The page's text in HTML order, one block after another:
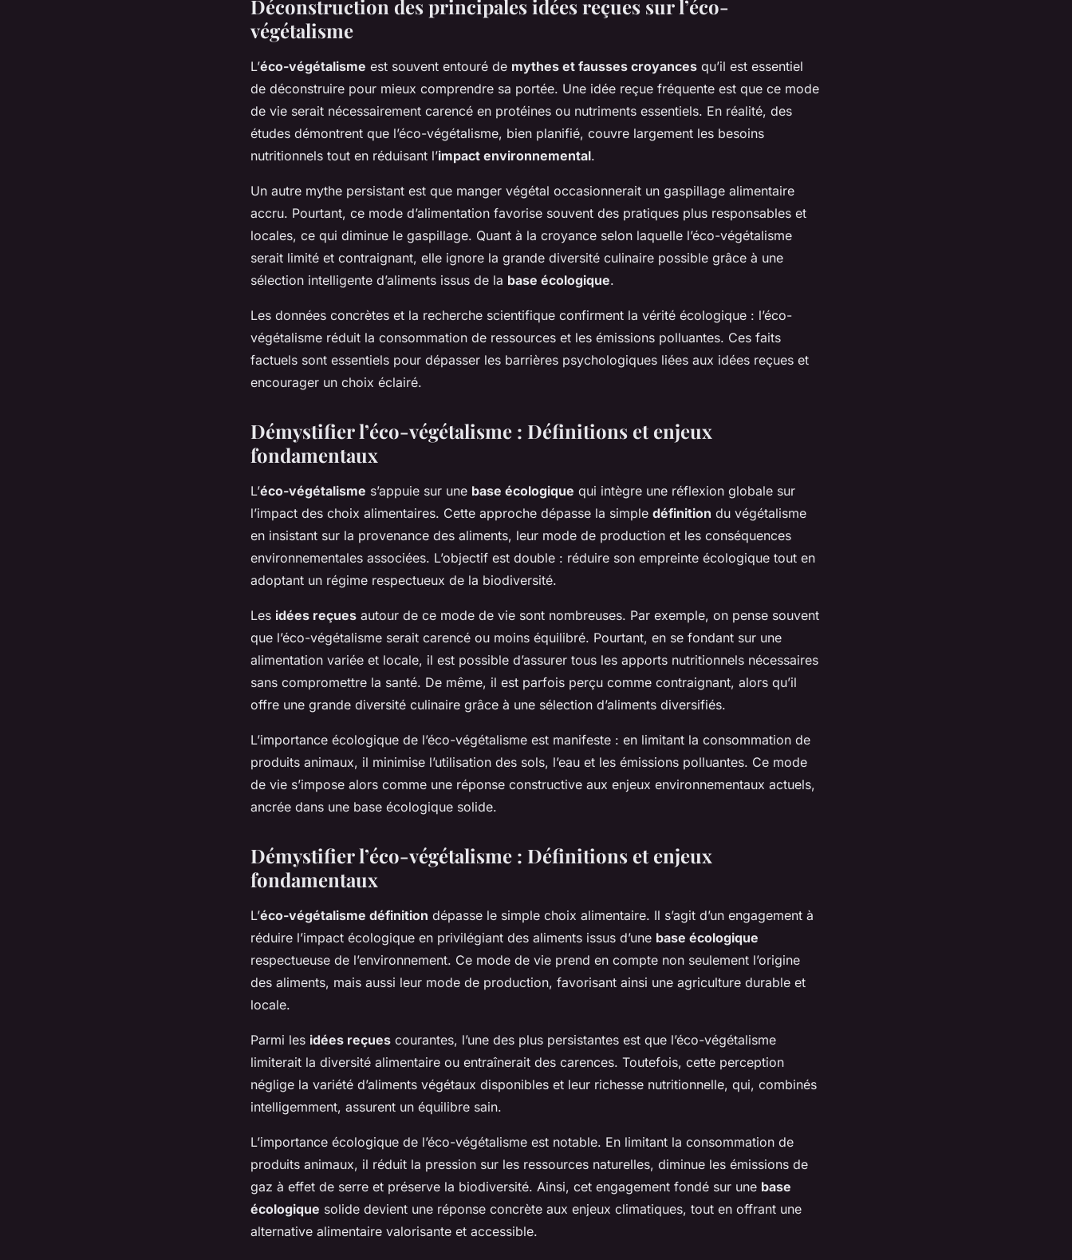
Déconstruction des principales idées reçues sur l’éco-
végétalisme
L’éco-végétalisme est souvent entouré de mythes et fausses croyances qu’il est essentiel
de déconstruire pour mieux comprendre sa portée. Une idée reçue fréquente est que ce mode
de vie serait nécessairement carencé en protéines ou nutriments essentiels. En réalité, des
études démontrent que l’éco-végétalisme, bien planifié, couvre largement les besoins
nutritionnels tout en réduisant l’impact environnemental.
Un autre mythe persistant est que manger végétal occasionnerait un gaspillage alimentaire
accru. Pourtant, ce mode d’alimentation favorise souvent des pratiques plus responsables et
locales, ce qui diminue le gaspillage. Quant à la croyance selon laquelle l’éco-végétalisme
serait limité et contraignant, elle ignore la grande diversité culinaire possible grâce à une
sélection intelligente d’aliments issus de la base écologique.
Les données concrètes et la recherche scientifique confirment la vérité écologique : l’éco-
végétalisme réduit la consommation de ressources et les émissions polluantes. Ces faits
factuels sont essentiels pour dépasser les barrières psychologiques liées aux idées reçues et
encourager un choix éclairé.
Démystifier l’éco-végétalisme : Définitions et enjeux
fondamentaux
L’éco-végétalisme s’appuie sur une base écologique qui intègre une réflexion globale sur
l’impact des choix alimentaires. Cette approche dépasse la simple définition du végétalisme
en insistant sur la provenance des aliments, leur mode de production et les conséquences
environnementales associées. L’objectif est double : réduire son empreinte écologique tout en
adoptant un régime respectueux de la biodiversité.
Les idées reçues autour de ce mode de vie sont nombreuses. Par exemple, on pense souvent
que l’éco-végétalisme serait carencé ou moins équilibré. Pourtant, en se fondant sur une
alimentation variée et locale, il est possible d’assurer tous les apports nutritionnels nécessaires
sans compromettre la santé. De même, il est parfois perçu comme contraignant, alors qu’il
offre une grande diversité culinaire grâce à une sélection d’aliments diversifiés.
L’importance écologique de l’éco-végétalisme est manifeste : en limitant la consommation de
produits animaux, il minimise l’utilisation des sols, l’eau et les émissions polluantes. Ce mode
de vie s’impose alors comme une réponse constructive aux enjeux environnementaux actuels,
ancrée dans une base écologique solide.
Démystifier l’éco-végétalisme : Définitions et enjeux
fondamentaux
L’éco-végétalisme définition dépasse le simple choix alimentaire. Il s’agit d’un engagement à
réduire l’impact écologique en privilégiant des aliments issus d’une base écologique
respectueuse de l’environnement. Ce mode de vie prend en compte non seulement l’origine
des aliments, mais aussi leur mode de production, favorisant ainsi une agriculture durable et
locale.
Parmi les idées reçues courantes, l’une des plus persistantes est que l’éco-végétalisme
limiterait la diversité alimentaire ou entraînerait des carences. Toutefois, cette perception
néglige la variété d’aliments végétaux disponibles et leur richesse nutritionnelle, qui, combinés
intelligemment, assurent un équilibre sain.
L’importance écologique de l’éco-végétalisme est notable. En limitant la consommation de
produits animaux, il réduit la pression sur les ressources naturelles, diminue les émissions de
gaz à effet de serre et préserve la biodiversité. Ainsi, cet engagement fondé sur une base
écologique solide devient une réponse concrète aux enjeux climatiques, tout en offrant une
alternative alimentaire valorisante et accessible.